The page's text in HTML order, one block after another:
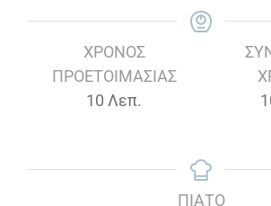
ΧΡΌΝΟΣ
ΠΡΟΕΤΟΙΜΑΣΊΑΣ
10 Λεπτά
Λεπ.
ΠΙΆΤΟ